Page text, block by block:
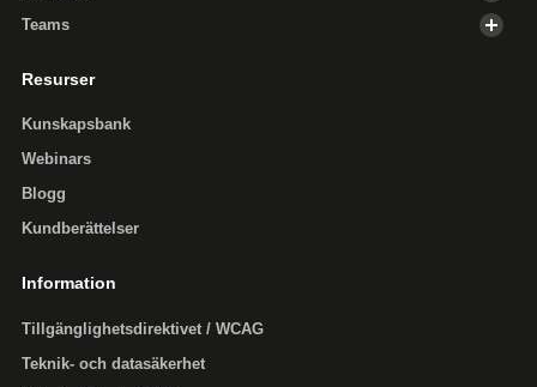
Teams
Resurser
Kunskapsbank
Webinars
Blogg
Kundberättelser
Information
Tillgänglighets­direktivet / WCAG
Teknik- och datasäkerhet